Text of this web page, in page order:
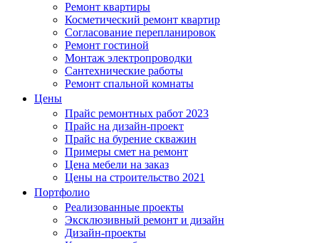
Ремонт квартиры
Косметический ремонт квартир
Согласование перепланировок
Ремонт гостиной
Монтаж электропроводки
Сантехнические работы
Ремонт спальной комнаты
Цены
Прайс ремонтных работ 2023
Прайс на дизайн-проект
Прайс на бурение скважин
Примеры смет на ремонт
Цена мебели на заказ
Цены на строительство 2021
Портфолио
Реализованные проекты
Эксклюзивный ремонт и дизайн
Дизайн-проекты